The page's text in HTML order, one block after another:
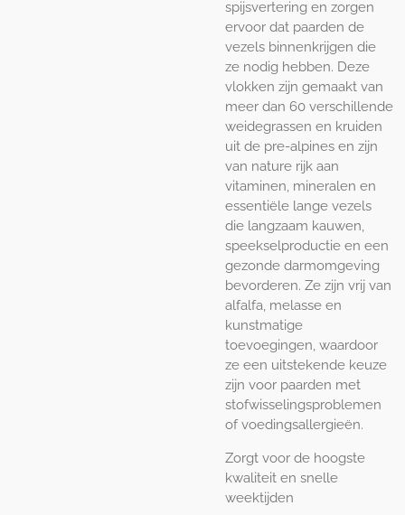
spijsvertering en zorgen
ervoor dat paarden de
vezels binnenkrijgen die
ze nodig hebben. Deze
vlokken zijn gemaakt van
meer dan 60 verschillende
weidegrassen en kruiden
uit de pre-alpines en zijn
van nature rijk aan
vitaminen, mineralen en
essentiële lange vezels
die langzaam kauwen,
speekselproductie en een
gezonde darmomgeving
bevorderen. Ze zijn vrij van
alfalfa, melasse en
kunstmatige
toevoegingen, waardoor
ze een uitstekende keuze
zijn voor paarden met
stofwisselingsproblemen
of voedingsallergieën.
Zorgt voor de hoogste
kwaliteit en snelle
weektijden